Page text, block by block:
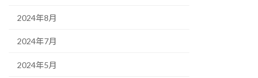
2024年8月
2024年7月
2024年5月